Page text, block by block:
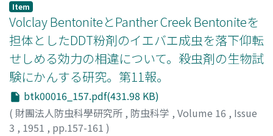
KITAGAWA, Kotaro
カツダ, ヨシオ;ニシムラ, アキラ;キタガワ, コウタロウ;オ
オノ, ミノル
Item
Volclay BentoniteとPanther Creek Bentoniteを
担体としたDDT粉剤のイエバエ成虫を落下仰転
せしめる効力の相違について。殺虫剤の生物試
験にかんする研究。第11報。
btk00016_157.pdf(431.98 KB)
( 財團法人防虫科學研究所 , 防虫科学 , Volume 16 , Issue
3 , 1951 , pp.157-161 )